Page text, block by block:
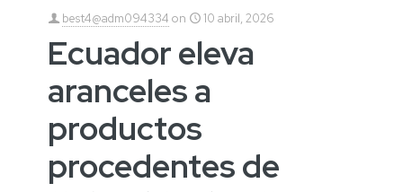
best4@adm094334 on 10 abril, 2026
Ecuador eleva
aranceles a
productos
procedentes de